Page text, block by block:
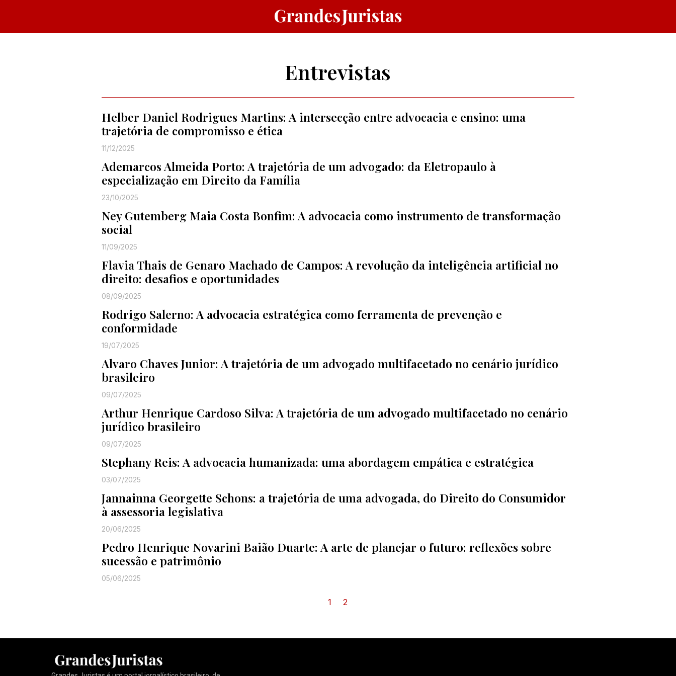
Entrevistas
Helber Daniel Rodrigues Martins: A intersecção entre advocacia e ensino: uma
trajetória de compromisso e ética
11/12/2025
Ademarcos Almeida Porto: A trajetória de um advogado: da Eletropaulo à
especialização em Direito da Família
23/10/2025
Ney Gutemberg Maia Costa Bonfim: A advocacia como instrumento de transformação
social
11/09/2025
Flavia Thais de Genaro Machado de Campos: A revolução da inteligência artificial no
direito: desafios e oportunidades
08/09/2025
Rodrigo Salerno: A advocacia estratégica como ferramenta de prevenção e
conformidade
19/07/2025
Alvaro Chaves Junior: A trajetória de um advogado multifacetado no cenário jurídico
brasileiro
09/07/2025
Arthur Henrique Cardoso Silva: A trajetória de um advogado multifacetado no cenário
jurídico brasileiro
09/07/2025
Stephany Reis: A advocacia humanizada: uma abordagem empática e estratégica
03/07/2025
Jannainna Georgette Schons: a trajetória de uma advogada, do Direito do Consumidor
à assessoria legislativa
20/06/2025
Pedro Henrique Novarini Baião Duarte: A arte de planejar o futuro: reflexões sobre
sucessão e patrimônio
05/06/2025
1 2